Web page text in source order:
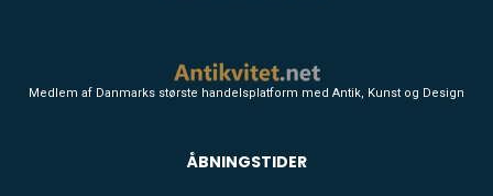
Medlem af Danmarks største handelsplatform med Antik, Kunst og Design
ÅBNINGSTIDER